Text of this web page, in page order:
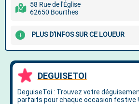
58 Rue de l'Église
62650 Bourthes
PLUS D'INFOS SUR CE LOUEUR